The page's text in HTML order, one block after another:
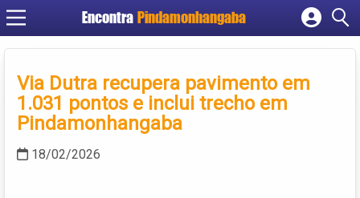
Encontra Pindamonhangaba
Cadastrar empresa
Criar conta
Via Dutra recupera pavimento em
1.031 pontos e inclui trecho em
Pindamonhangaba
18/02/2026